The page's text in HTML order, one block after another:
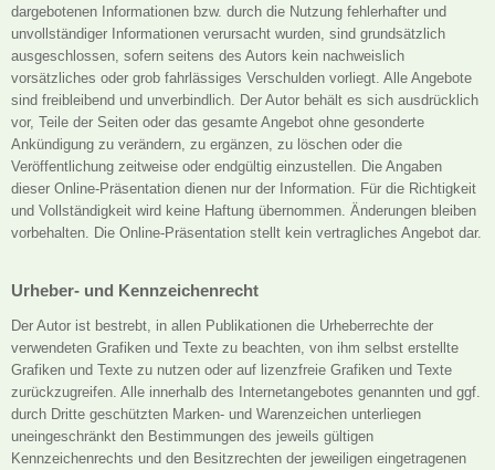
dargebotenen Informationen bzw. durch die Nutzung fehlerhafter und
unvollständiger Informationen verursacht wurden, sind grundsätzlich
ausgeschlossen, sofern seitens des Autors kein nachweislich
vorsätzliches oder grob fahrlässiges Verschulden vorliegt. Alle Angebote
sind freibleibend und unverbindlich. Der Autor behält es sich ausdrücklich
vor, Teile der Seiten oder das gesamte Angebot ohne gesonderte
Ankündigung zu verändern, zu ergänzen, zu löschen oder die
Veröffentlichung zeitweise oder endgültig einzustellen. Die Angaben
dieser Online-Präsentation dienen nur der Information. Für die Richtigkeit
und Vollständigkeit wird keine Haftung übernommen. Änderungen bleiben
vorbehalten. Die Online-Präsentation stellt kein vertragliches Angebot dar.
Urheber- und Kennzeichenrecht
Der Autor ist bestrebt, in allen Publikationen die Urheberrechte der
verwendeten Grafiken und Texte zu beachten, von ihm selbst erstellte
Grafiken und Texte zu nutzen oder auf lizenzfreie Grafiken und Texte
zurückzugreifen. Alle innerhalb des Internetangebotes genannten und ggf.
durch Dritte geschützten Marken- und Warenzeichen unterliegen
uneingeschränkt den Bestimmungen des jeweils gültigen
Kennzeichenrechts und den Besitzrechten der jeweiligen eingetragenen